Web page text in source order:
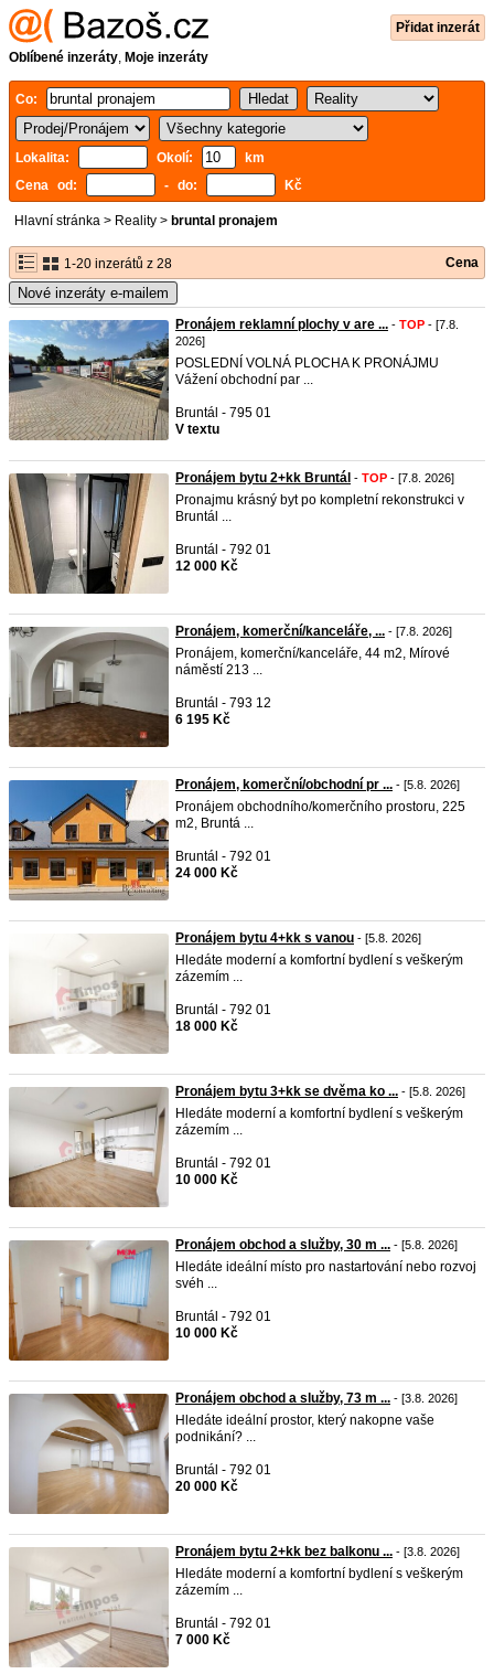
Přidat inzerát
Oblíbené inzeráty, Moje inzeráty
Co:
Lokalita: Okolí:
km
Cena od:
- do: Kč
Hlavní stránka > Reality > bruntal pronajem
1-20 inzerátů z 28 Cena
Nové inzeráty e-mailem
Pronájem reklamní plochy v are ... - TOP - [7.8.
2026]
POSLEDNÍ VOLNÁ PLOCHA K PRONÁJMU
Vážení obchodní par ...
Bruntál - 795 01
V textu
Pronájem bytu 2+kk Bruntál - TOP - [7.8. 2026]
Pronajmu krásný byt po kompletní rekonstrukci v
Bruntál ...
Bruntál - 792 01
12 000 Kč
Pronájem, komerční/kanceláře, ... - [7.8. 2026]
Pronájem, komerční/kanceláře, 44 m2, Mírové
náměstí 213 ...
Bruntál - 793 12
6 195 Kč
Pronájem, komerční/obchodní pr ... - [5.8. 2026]
Pronájem obchodního/komerčního prostoru, 225
m2, Bruntá ...
Bruntál - 792 01
24 000 Kč
Pronájem bytu 4+kk s vanou - [5.8. 2026]
Hledáte moderní a komfortní bydlení s veškerým
zázemím ...
Bruntál - 792 01
18 000 Kč
Pronájem bytu 3+kk se dvěma ko ... - [5.8. 2026]
Hledáte moderní a komfortní bydlení s veškerým
zázemím ...
Bruntál - 792 01
10 000 Kč
Pronájem obchod a služby, 30 m ... - [5.8. 2026]
Hledáte ideální místo pro nastartování nebo rozvoj
svéh ...
Bruntál - 792 01
10 000 Kč
Pronájem obchod a služby, 73 m ... - [3.8. 2026]
Hledáte ideální prostor, který nakopne vaše
podnikání? ...
Bruntál - 792 01
20 000 Kč
Pronájem bytu 2+kk bez balkonu ... - [3.8. 2026]
Hledáte moderní a komfortní bydlení s veškerým
zázemím ...
Bruntál - 792 01
7 000 Kč